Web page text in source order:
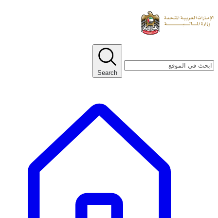
Search